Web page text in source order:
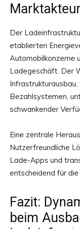
Der
etablierten
Automobilkonzerne
Ladegeschäft. Der
Bezahlsystemen,
schwankender
Eine zentrale
Nutzerfreundliche
Lade-Apps und
entscheidend für
Fazit:
beim